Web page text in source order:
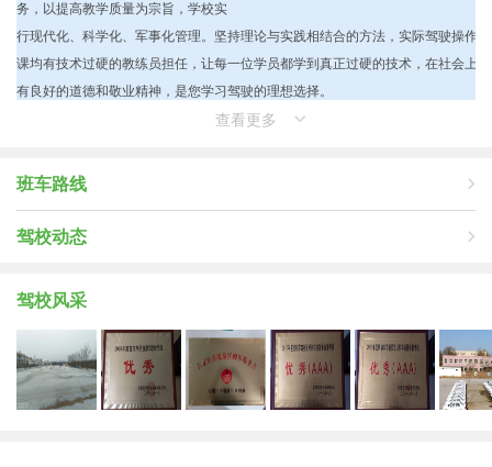
务，以提高教学质量为宗旨，学校实
行现代化、科学化、军事化管理。坚持理论与实践相结合的方法，实际驾驶操作
课均有技术过硬的教练员担任，让每一位学员都学到真正过硬的技术，在社会上
有良好的道德和敬业精神，是您学习驾驶的理想选择。
查看更多
班车路线
驾校动态
驾校风采